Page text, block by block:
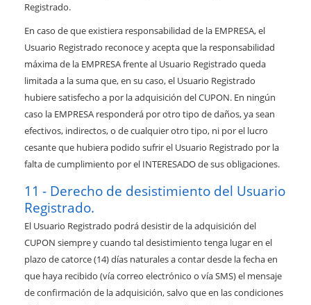
Registrado.
En caso de que existiera responsabilidad de la EMPRESA, el
Usuario Registrado reconoce y acepta que la responsabilidad
máxima de la EMPRESA frente al Usuario Registrado queda
limitada a la suma que, en su caso, el Usuario Registrado
hubiere satisfecho a por la adquisición del CUPON. En ningún
caso la EMPRESA responderá por otro tipo de daños, ya sean
efectivos, indirectos, o de cualquier otro tipo, ni por el lucro
cesante que hubiera podido sufrir el Usuario Registrado por la
falta de cumplimiento por el INTERESADO de sus obligaciones.
Derecho de desistimiento del Usuario
Registrado.
El Usuario Registrado podrá desistir de la adquisición del
CUPON siempre y cuando tal desistimiento tenga lugar en el
plazo de catorce (14) días naturales a contar desde la fecha en
que haya recibido (vía correo electrónico o vía SMS) el mensaje
de confirmación de la adquisición, salvo que en las condiciones